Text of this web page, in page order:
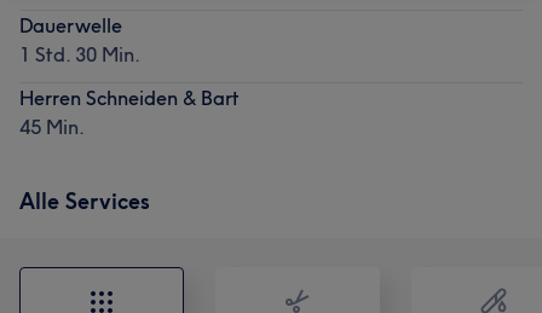
Dauerwelle
1 Std. 30 Min.
Herren Schneiden & Bart
45 Min.
Alle Services